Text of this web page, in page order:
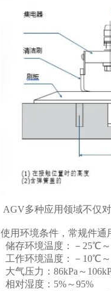
AGV多种应用领域不仅
使用环境条件，常规件通
储存环境温度：－25℃～
工作环境温度：－10℃
大气压力：86kPa～
相对湿度：5%～95%